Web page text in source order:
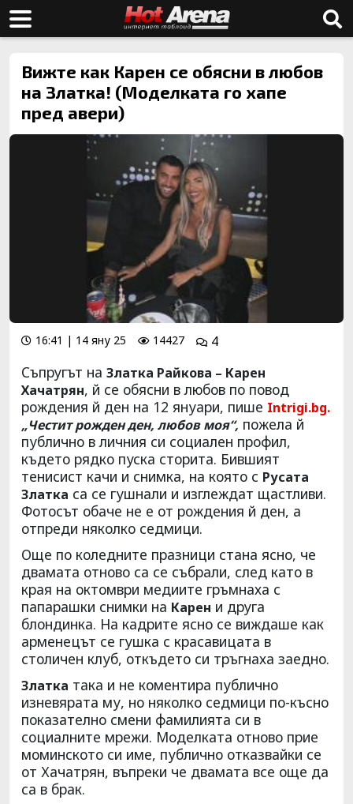
Вижте как Карен се обясни в любов
на Златка! (Моделката го хапе
пред авери)
16:41 | 14 яну 25 14427 4
Съпругът на Златка Райкова – Карен
Хачатрян, й се обясни в любов по повод
рождения й ден на 12 януари, пише Intrigi.bg.
„Честит рожден ден, любов моя“, пожела й
публично в личния си социален профил,
където рядко пуска сторита. Бившият
тенисист качи и снимка, на която с Русата
Златка са се гушнали и изглеждат щастливи.
Фотосът обаче не е от рождения й ден, а
отпреди няколко седмици.
Още по коледните празници стана ясно, че
двамата отново са се събрали, след като в
края на октомври медиите гръмнаха с
папарашки снимки на Карен и друга
блондинка. На кадрите ясно се виждаше как
арменецът се гушка с красавицата в
столичен клуб, откъдето си тръгнаха заедно.
Златка така и не коментира публично
изневярата му, но няколко седмици по-късно
показателно смени фамилията си в
социалните мрежи. Моделката отново прие
моминското си име, публично отказвайки се
от Хачатрян, въпреки че двамата все още да
са в брак.